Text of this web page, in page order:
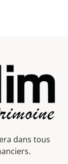
dans tous